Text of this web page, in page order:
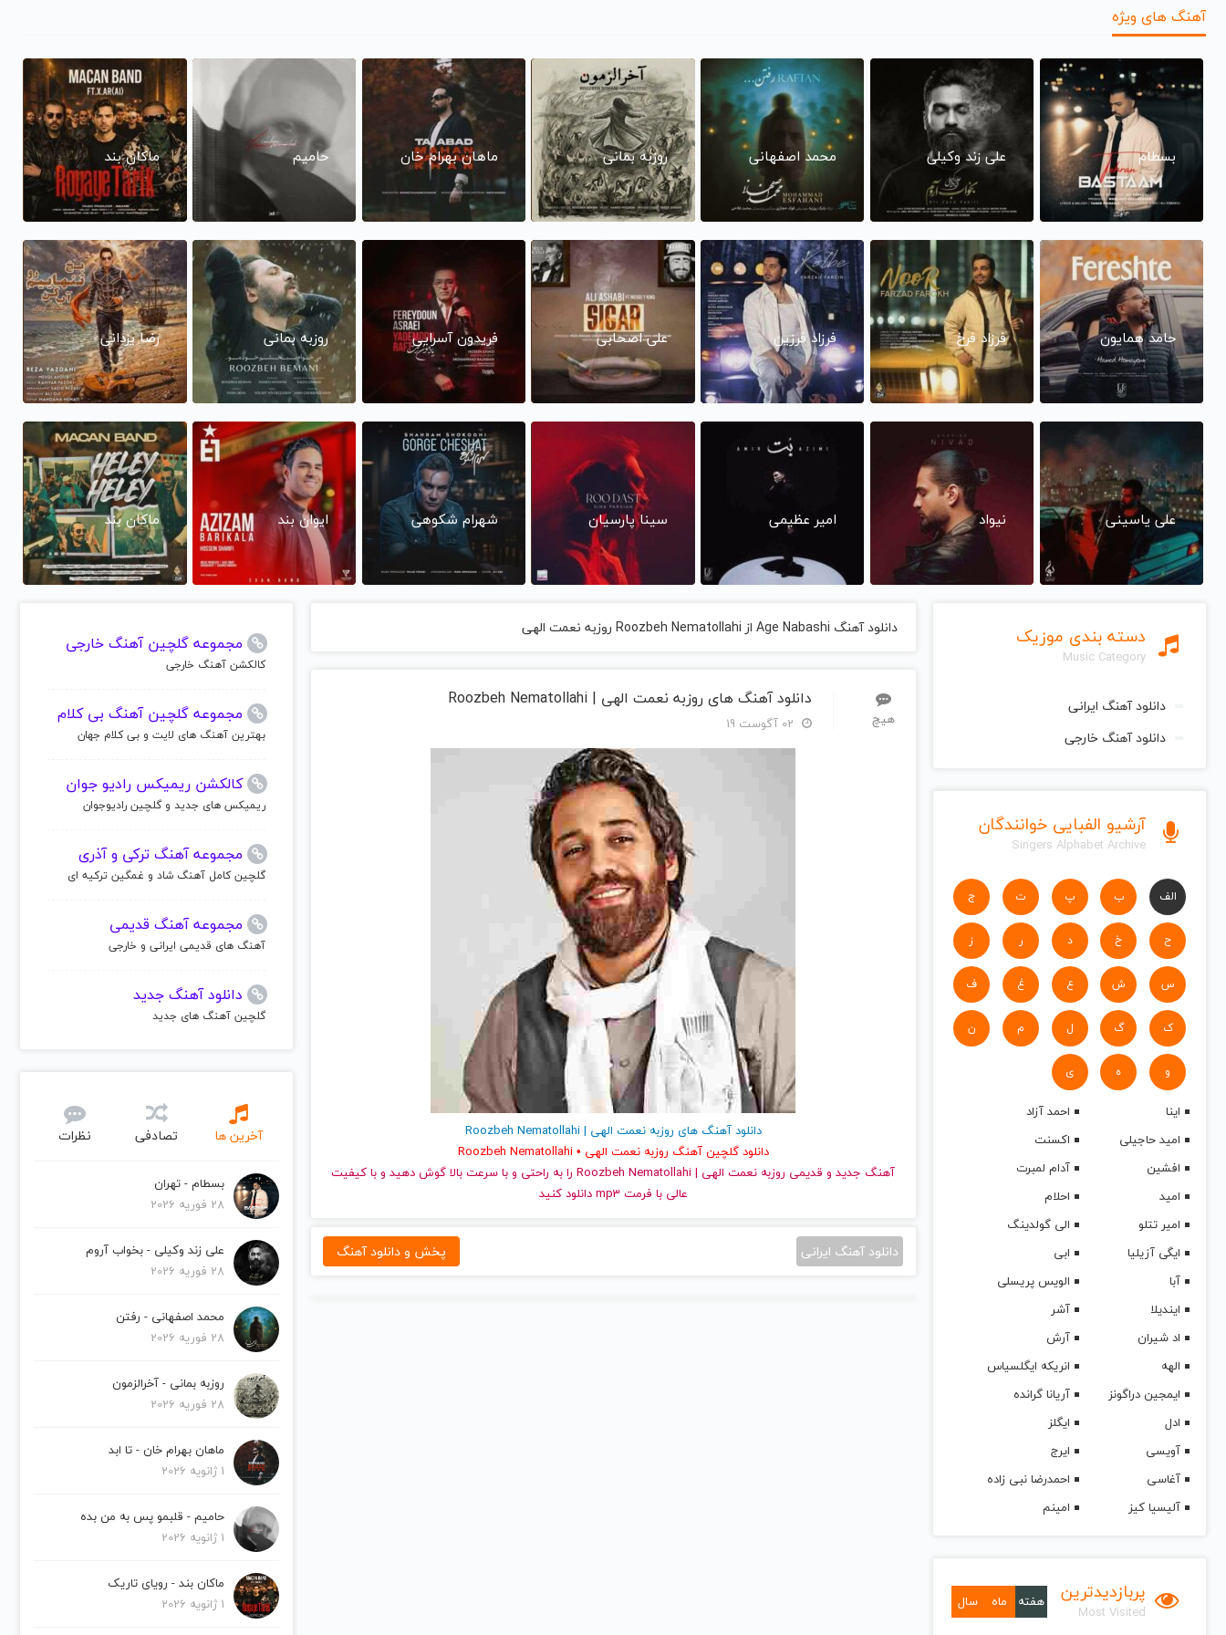
آهنگ های ویژه
بسطام علی زند وکیلی محمد اصفهانی روزبه بمانی ماهان بهرام خان حامیم ماکان بند
حامد همایون فرزاد فرخ فرزاد فرزین علی اصحابی فریدون آسرایی روزبه بمانی رضا یزدانی
علی یاسینی نیواد امیر عظیمی سینا پارسیان شهرام شکوهی ایوان بند ماکان بند
دسته بندی موزیک
Music Category
دانلود آهنگ ایرانی
دانلود آهنگ خارجی
آرشیو الفبایی خوانندگان
Singers Alphabet Archive
الف ب پ ت ج
ح خ د ر ز
س ش ع غ ف
ک گ ل م ن
و ه ی
اینا
احمد آزاد
امید حاجیلی
اکسنت
افشین
آدام لمبرت
امید
احلام
امیر تتلو
الی گولدینگ
ایگی آزیلیا
ابی
آبا
الویس پریسلی
ایندیلا
آشر
اد شیران
آرش
الهه
انریکه ایگلسیاس
ایمجین دراگونز
آریانا گرانده
ادل
ایگلز
آویسی
ایرج
آغاسی
احمدرضا نبی زاده
آلیسیا کیز
امینم
پربازدیدترین
Most Visited
هفته ماه سال
دانلود آهنگ Age Nabashi از Roozbeh Nematollahi روزبه نعمت الهی
هیچ
دانلود آهنگ های روزبه نعمت الهی | Roozbeh Nematollahi
دانلود آهنگ های روزبه نعمت الهی | Roozbeh Nematollahi
دانلود گلچین آهنگ روزبه نعمت الهی • Roozbeh Nematollahi
آهنگ جدید
و قدیمی روزبه نعمت الهی | Roozbeh Nematollahi را به راحتی و با سرعت بالا گوش دهید و با کیفیت
عالی با فرمت mp3 دانلود کنید
دانلود آهنگ ایرانی پخش و دانلود آهنگ
مجموعه گلچین آهنگ خارجی
کالکشن آهنگ خارجی
مجموعه گلچین آهنگ بی کلام
بهترین آهنگ های لایت و بی کلام جهان
کالکشن ریمیکس رادیو جوان
ریمیکس های جدید و گلچین رادیوجوان
مجموعه آهنگ ترکی و آذری
گلچین کامل آهنگ شاد و غمگین ترکیه ای
مجموعه آهنگ قدیمی
آهنگ های قدیمی ایرانی و خارجی
دانلود آهنگ جدید
گلچین آهنگ های جدید
آخرین ها تصادفی نظرات
بسطام - تهران
28 فوریه 2026
علی زند وکیلی - بخواب آروم
28 فوریه 2026
محمد اصفهانی - رفتن
28 فوریه 2026
روزبه بمانی - آخرالزمون
28 فوریه 2026
ماهان بهرام خان - تا ابد
1 ژانویه 2026
حامیم - قلبمو پس به من بده
1 ژانویه 2026
ماکان بند - رویای تاریک
1 ژانویه 2026